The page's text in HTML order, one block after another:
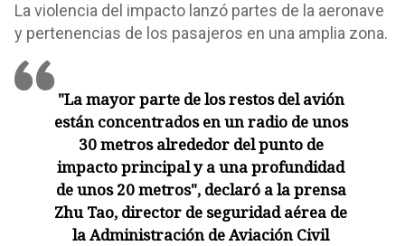
La violencia del impacto lanzó partes de la aeronave
y pertenencias de los pasajeros en una amplia zona.
"La mayor parte de los restos del avión
están concentrados en un radio de unos
30 metros alrededor del punto de
impacto principal y a una profundidad
de unos 20 metros", declaró a la prensa
Zhu Tao, director de seguridad aérea de
la Administración de Aviación Civil